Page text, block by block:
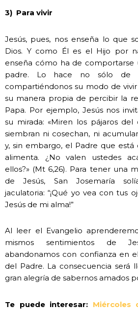
3) Para vivir
Jesús, pues, nos enseña lo que
Dios. Y como Él es el Hijo por
enseña cómo ha de comportarse
padre. Lo hace no sólo de
compartiéndonos su modo de
su manera propia de percibir la
Papa. Por ejemplo, Jesús nos
su mirada: «Miren los pájaros del
siembran ni cosechan, ni
y, sin embargo, el Padre que
alimenta. ¿No valen ustedes
ellos?» (Mt 6,26). Para tener una
de Jesús, San Josemaría
jaculatoria: “¡Qué yo vea con tus
Jesús de mi alma!”
Al leer el Evangelio
mismos sentimientos de
abandonamos con confianza en
del Padre. La consecuencia será
gran alegría de sabernos amados
Te puede interesar: Miércoles